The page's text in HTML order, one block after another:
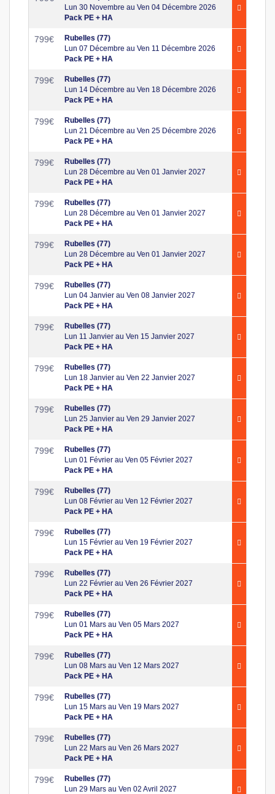
Lun 30 Novembre au Ven 04 Décembre 2026
Pack PE + HA
799€
Rubelles (77)
Lun 07 Décembre au Ven 11 Décembre 2026
Pack PE + HA
799€
Rubelles (77)
Lun 14 Décembre au Ven 18 Décembre 2026
Pack PE + HA
799€
Rubelles (77)
Lun 21 Décembre au Ven 25 Décembre 2026
Pack PE + HA
799€
Rubelles (77)
Lun 28 Décembre au Ven 01 Janvier 2027
Pack PE + HA
799€
Rubelles (77)
Lun 28 Décembre au Ven 01 Janvier 2027
Pack PE + HA
799€
Rubelles (77)
Lun 28 Décembre au Ven 01 Janvier 2027
Pack PE + HA
799€
Rubelles (77)
Lun 04 Janvier au Ven 08 Janvier 2027
Pack PE + HA
799€
Rubelles (77)
Lun 11 Janvier au Ven 15 Janvier 2027
Pack PE + HA
799€
Rubelles (77)
Lun 18 Janvier au Ven 22 Janvier 2027
Pack PE + HA
799€
Rubelles (77)
Lun 25 Janvier au Ven 29 Janvier 2027
Pack PE + HA
799€
Rubelles (77)
Lun 01 Février au Ven 05 Février 2027
Pack PE + HA
799€
Rubelles (77)
Lun 08 Février au Ven 12 Février 2027
Pack PE + HA
799€
Rubelles (77)
Lun 15 Février au Ven 19 Février 2027
Pack PE + HA
799€
Rubelles (77)
Lun 22 Février au Ven 26 Février 2027
Pack PE + HA
799€
Rubelles (77)
Lun 01 Mars au Ven 05 Mars 2027
Pack PE + HA
799€
Rubelles (77)
Lun 08 Mars au Ven 12 Mars 2027
Pack PE + HA
799€
Rubelles (77)
Lun 15 Mars au Ven 19 Mars 2027
Pack PE + HA
799€
Rubelles (77)
Lun 22 Mars au Ven 26 Mars 2027
Pack PE + HA
799€
Rubelles (77)
Lun 29 Mars au Ven 02 Avril 2027